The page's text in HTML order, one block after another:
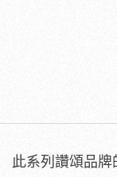
此系列讚頌品